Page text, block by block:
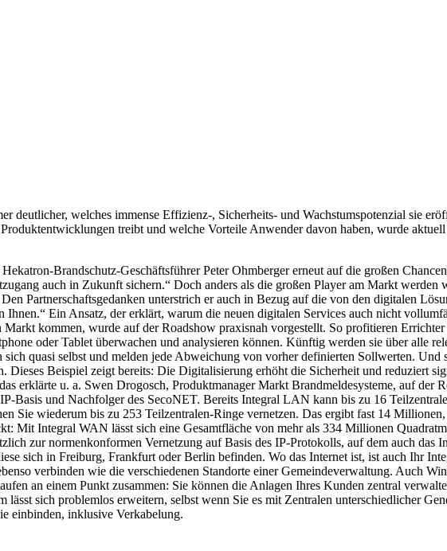
deutlicher, welches immense Effizienz-, Sicherheits- und Wachstumspotenzial sie
treibt und welche Vorteile Anwender davon haben, wurde
Brandschutz-Geschäftsführer Peter Ohmberger erneut auf die großen
auch in Zukunft sichern.“ Doch anders als die großen Player am Markt werden
Partnerschaftsgedanken unterstrich er auch in Bezug auf die von den digitalen
Ein Ansatz, der erklärt, warum die neuen digitalen Services auch nicht
kommen, wurde auf der Roadshow praxisnah vorgestellt. So profitieren
oder Tablet überwachen und analysieren können. Künftig werden sie über alle
quasi selbst und melden jede Abweichung von vorher definierten Sollwerten. Und
Dieses Beispiel zeigt bereits: Die Digitalisierung erhöht die Sicherheit und reduziert
erklärte u. a. Swen Drogosch, Produktmanager Markt Brandmeldesysteme, auf der
Basis und Nachfolger des SecoNET. Bereits Integral LAN kann bis zu 16
Sie wiederum bis zu 253 Teilzentralen-Ringe vernetzen. Das ergibt fast 14
Mit Integral WAN lässt sich eine Gesamtfläche von mehr als 334 Millionen
zur normenkonformen Vernetzung auf Basis des IP-Protokolls, auf dem auch das
sich in Freiburg, Frankfurt oder Berlin befinden. Wo das Internet ist, ist auch Ihr
verbinden wie die verschiedenen Standorte einer Gemeindeverwaltung. Auch
an einem Punkt zusammen: Sie können die Anlagen Ihres Kunden zentral
sich problemlos erweitern, selbst wenn Sie es mit Zentralen unterschiedlicher
einbinden, inklusive Verkabelung.